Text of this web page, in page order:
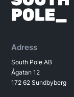
Adress
South Pole AB
Ågatan 12
172 62 Sundbyberg